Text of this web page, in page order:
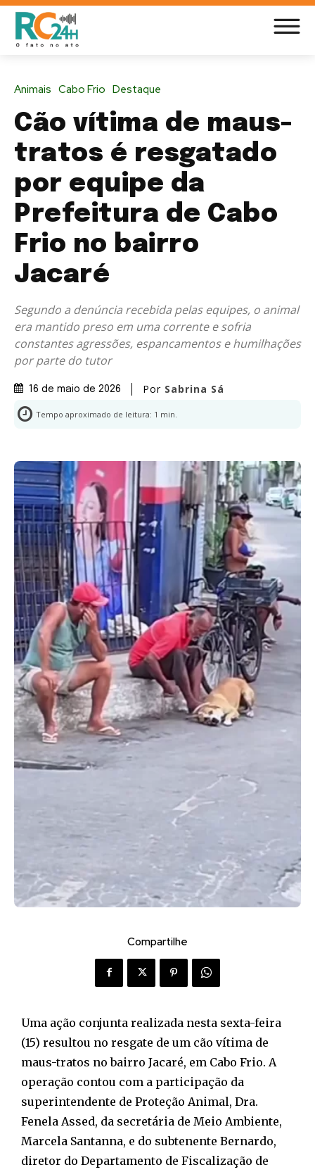
Animais Cabo Frio Destaque
Cão vítima de maus-
tratos é resgatado
por equipe da
Prefeitura de Cabo
Frio no bairro
Jacaré
Segundo a denúncia recebida pelas equipes, o animal
era mantido preso em uma corrente e sofria
constantes agressões, espancamentos e humilhações
por parte do tutor
16 de maio de 2026 Por Sabrina Sá
Tempo aproximado de leitura: 1 min.
Compartilhe
Uma ação conjunta realizada nesta sexta-feira
(15) resultou no resgate de um cão vítima de
maus-tratos no bairro Jacaré, em Cabo Frio. A
operação contou com a participação da
superintendente de Proteção Animal, Dra.
Fenela Assed, da secretária de Meio Ambiente,
Marcela Santanna, e do subtenente Bernardo,
diretor do Departamento de Fiscalização de